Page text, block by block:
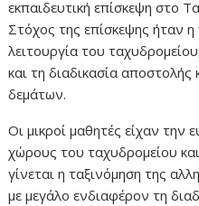
εκπαιδευτική επίσκεψη στο
Στόχος της επίσκεψης ήταν
λειτουργία του
και τη διαδικασία
δεμάτων.
Οι μικροί μαθητές είχαν την
χώρους του ταχυδρομείου
γίνεται η ταξινόμηση της
με μεγάλο ενδιαφέρον τη